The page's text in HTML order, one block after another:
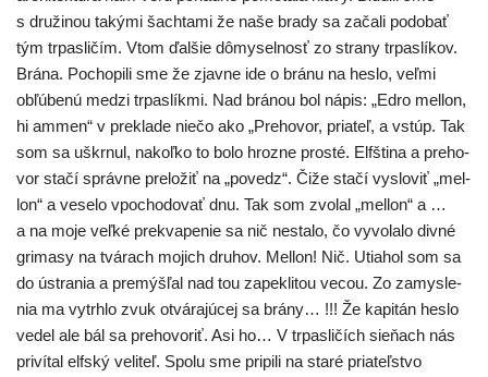
s dru­ži­nou taký­mi šach­ta­mi že naše bra­dy sa zača­li podo­bať
tým trpas­li­čím. Vtom ďal­šie dômy­sel­nosť zo stra­ny trpas­lí­kov.
Brána. Pochopili sme že zjav­ne ide o brá­nu na hes­lo, veľ­mi
obľú­be­nú medzi trpas­lík­mi. Nad brá­nou bol nápis: „Edro mel­lon,
hi ammen“ v pre­kla­de nie­čo ako „Prehovor, pria­teľ, a vstúp. Tak
som sa uškr­nul, nakoľ­ko to bolo hroz­ne pros­té. Elfština a pre­ho­
vor sta­čí správ­ne pre­lo­žiť na „povedz“. Čiže sta­čí vyslo­viť „mel­
lon“ a vese­lo vpo­cho­do­vať dnu. Tak som zvo­lal „mel­lon“ a …
a na moje veľ­ké prek­va­pe­nie sa nič nesta­lo, čo vyvo­la­lo div­né
gri­ma­sy na tvá­rach mojich dru­hov. Mellon! Nič. Utiahol som sa
do ústra­nia a pre­mýš­ľal nad tou zapek­li­tou vecou. Zo zamys­le­
nia ma vytrh­lo zvuk otvá­ra­jú­cej sa brá­ny… !!! Že kapi­tán hes­lo
vedel ale bál sa pre­ho­vo­riť. Asi ho… V trpas­li­čích sie­ňach nás
pri­ví­tal elfs­ký veli­teľ. Spolu sme pri­pi­li na sta­ré pria­teľ­stvo